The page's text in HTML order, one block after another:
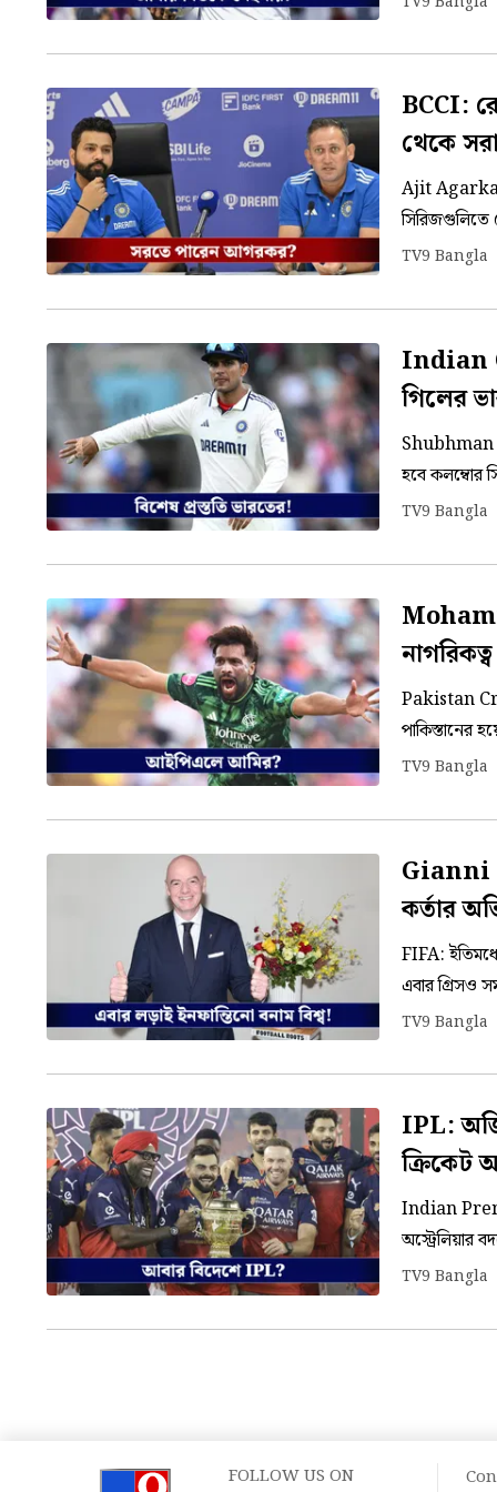
BCCI:
থেকে
Ajit Agarkar:
সিরিজগুলিতে
ইনিংসের পর
TV9 Bangla
Indian Cricket: সামনে
গিলের
Shubhman
হবে কলম্বোর
তাই এবার এক
TV9 Bangla
Pakistan
পাকিস্তানের
বাঁ হাতি
TV9 Bangla
Gianni
কর্তার
FIFA:
এবার গ্রিসও
অঞ্চলের
TV9 Bangla
IPL:
ক্রিকেট
Indian
অস্ট্রেলিয়ার
বাইরে
TV9 Bangla
FOLLOW US ON